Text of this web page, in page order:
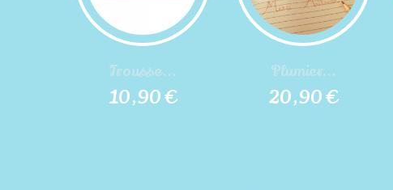
Trousse...
10,90 €
Plumier...
20,90 €